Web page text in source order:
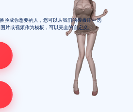
脸成你想要的人，您可以从我们的模板库中选
片或视频作为模板，可以完全的自定义。